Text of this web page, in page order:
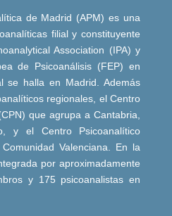
de Madrid (APM) es una
filial y constituyente
Association (IPA) y
de Psicoanálisis (FEP) en
se halla en Madrid. Además
regionales, el Centro
que agrupa a Cantabria,
y el Centro Psicoanalítico
Valenciana. En la
por aproximadamente
y 175 psicoanalistas en